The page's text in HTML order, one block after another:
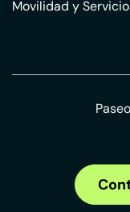
Movilidad y